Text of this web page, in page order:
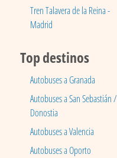
Tren Talavera de la Reina -
Madrid
Top destinos
Autobuses a Granada
Autobuses a San Sebastián /
Donostia
Autobuses a Valencia
Autobuses a Oporto